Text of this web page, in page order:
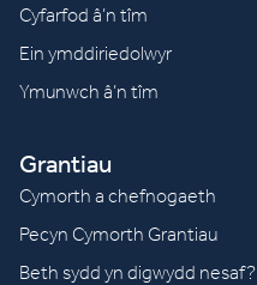
Cyfarfod â’n tîm
Ein ymddiriedolwyr
Ymunwch â’n tîm
Grantiau
Cymorth a chefnogaeth
Pecyn Cymorth Grantiau
Beth sydd yn digwydd nesaf?